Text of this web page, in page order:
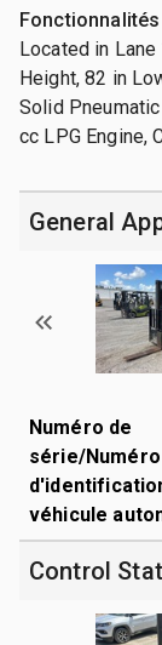
Fonctionnalités
Located in
Height, 82 in
Solid Pneumatic
cc LPG Engine,
General
Numéro de
série/Numéro
véhicule
Control